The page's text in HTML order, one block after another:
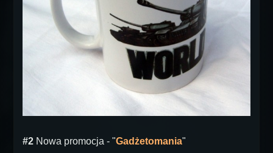
#2 Nowa promocja - "Gadżetomania"